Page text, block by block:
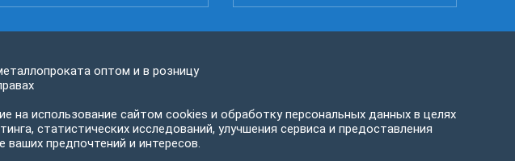
оптом и в розницу
на использование сайтом cookies и обработку персональных данных в целях
статистических исследований, улучшения сервиса и предоставления
предпочтений и интересов.